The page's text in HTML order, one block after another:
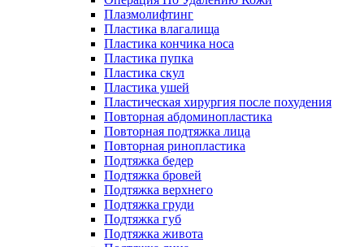
Плазмолифтинг
Пластика влагалища
Пластика кончика носа
Пластика пупка
Пластика скул
Пластика ушей
Пластическая хирургия после похудения
Повторная абдоминопластика
Повторная подтяжка лица
Повторная ринопластика
Подтяжка бедер
Подтяжка бровей
Подтяжка верхнего
Подтяжка груди
Подтяжка губ
Подтяжка живота